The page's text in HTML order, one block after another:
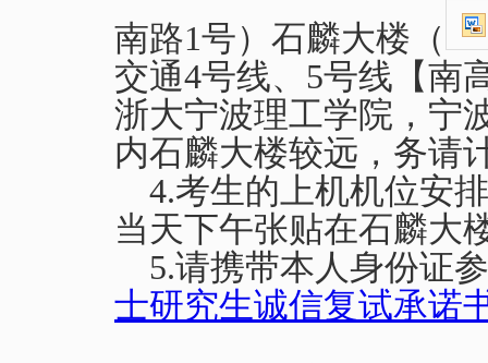
南路1号）石麟大楼（
交通4号线、 5号线【南
浙大宁波理工学院，宁
内石麟大楼较远，务请
4.考生的上机机位安
当天下午张贴在石麟大
5.请携带本人身份证
士研究生诚信复试承诺